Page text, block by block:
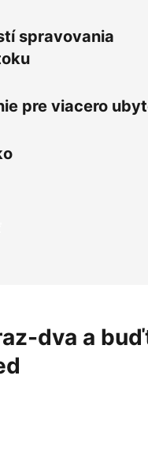
spravovania
pre viacero
dva a